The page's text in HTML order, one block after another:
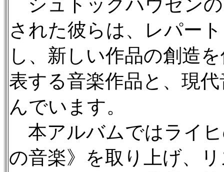
シュトックハウゼンの
された彼らは、レパー
し、新しい作品の創造
表する音楽作品と、現
んでいます。
本アルバムではライヒ
の音楽》を取り上げ、